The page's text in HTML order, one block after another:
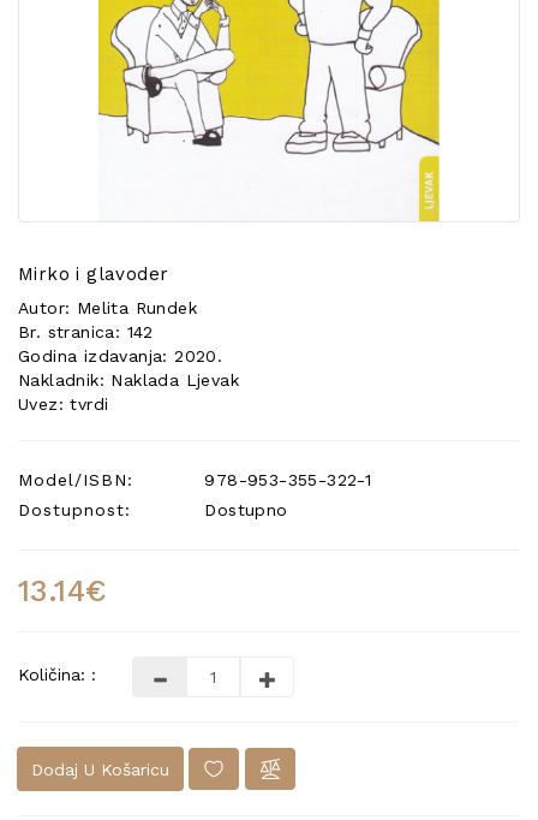
Mirko i glavoder
Autor: Melita Rundek
Br. stranica: 142
Godina izdavanja: 2020.
Nakladnik: Naklada Ljevak
Uvez: tvrdi
Model/ISBN:
978-953-355-322-1
Dostupnost:
Dostupno
13.14€
Količina: :
Dodaj U Košaricu